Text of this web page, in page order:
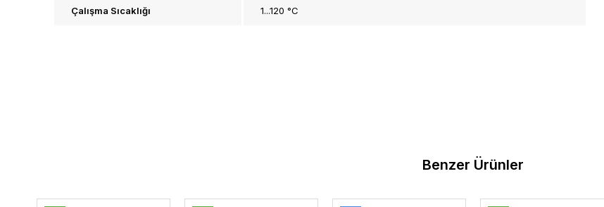
Çalışma Sıcaklığı 1...120 °C
Benzer Ürünler